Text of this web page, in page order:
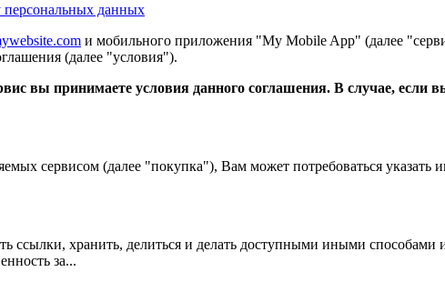
персональных данных
и мобильного приложения "My Mobile App" (далее
(далее "условия").
вы принимаете условия данного соглашения. В случае,
сервисом (далее "покупка"), Вам может потребоваться
ссылки, хранить, делиться и делать доступными иными
за...